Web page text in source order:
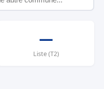
—
Liste (T2)